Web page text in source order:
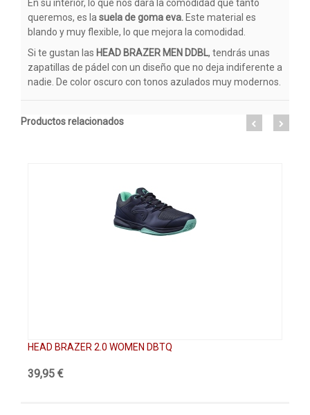
En su interior, lo que nos dará la comodidad que tanto
queremos, es la suela de goma eva.Este material es
blando y muy flexible, lo que mejora la comodidad.
Si te gustan las HEAD BRAZER MEN DDBL, tendrás unas
zapatillas de pádel con un diseño que no deja indiferente a
nadie. De color oscuro con tonos azulados muy modernos.
Productos relacionados
HEAD BRAZER 2.0 WOMEN DBTQ
39,95 €